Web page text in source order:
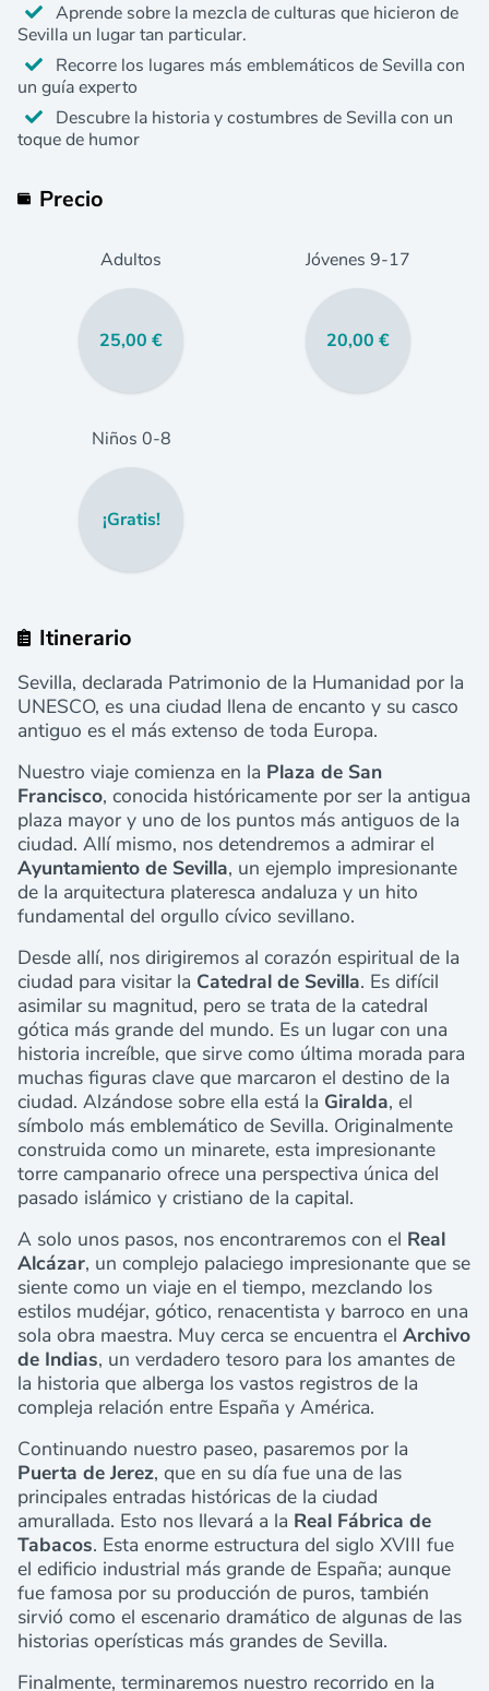
Aprende sobre la mezcla de culturas que hicieron de
Sevilla un lugar tan particular.
Recorre los lugares más emblemáticos de Sevilla con
un guía experto
Descubre la historia y costumbres de Sevilla con un
toque de humor
Precio
Adultos
25,00 €
Jóvenes 9-17
20,00 €
Niños 0-8
¡Gratis!
Itinerario
Sevilla, declarada Patrimonio de la Humanidad por la
UNESCO, es una ciudad llena de encanto y su casco
antiguo es el más extenso de toda Europa.
Nuestro viaje comienza en la Plaza de San
Francisco, conocida históricamente por ser la antigua
plaza mayor y uno de los puntos más antiguos de la
ciudad. Allí mismo, nos detendremos a admirar el
Ayuntamiento de Sevilla, un ejemplo impresionante
de la arquitectura plateresca andaluza y un hito
fundamental del orgullo cívico sevillano.
Desde allí, nos dirigiremos al corazón espiritual de la
ciudad para visitar la Catedral de Sevilla. Es difícil
asimilar su magnitud, pero se trata de la catedral
gótica más grande del mundo. Es un lugar con una
historia increíble, que sirve como última morada para
muchas figuras clave que marcaron el destino de la
ciudad. Alzándose sobre ella está la Giralda, el
símbolo más emblemático de Sevilla. Originalmente
construida como un minarete, esta impresionante
torre campanario ofrece una perspectiva única del
pasado islámico y cristiano de la capital.
A solo unos pasos, nos encontraremos con el Real
Alcázar, un complejo palaciego impresionante que se
siente como un viaje en el tiempo, mezclando los
estilos mudéjar, gótico, renacentista y barroco en una
sola obra maestra. Muy cerca se encuentra el Archivo
de Indias, un verdadero tesoro para los amantes de
la historia que alberga los vastos registros de la
compleja relación entre España y América.
Continuando nuestro paseo, pasaremos por la
Puerta de Jerez, que en su día fue una de las
principales entradas históricas de la ciudad
amurallada. Esto nos llevará a la Real Fábrica de
Tabacos. Esta enorme estructura del siglo XVIII fue
el edificio industrial más grande de España; aunque
fue famosa por su producción de puros, también
sirvió como el escenario dramático de algunas de las
historias operísticas más grandes de Sevilla.
Finalmente, terminaremos nuestro recorrido en la